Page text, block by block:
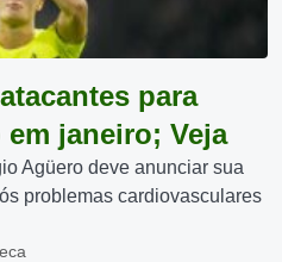
para
janeiro; Veja
Agüero deve anunciar sua
problemas cardiovasculares